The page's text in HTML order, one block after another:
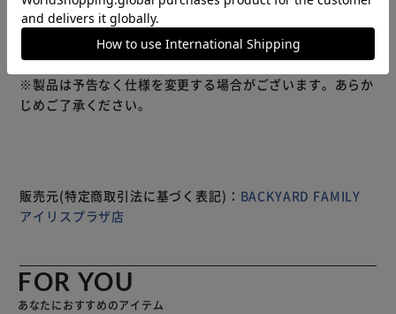
ら縦に二つ折りにして掛けるとピッタリサイズ。 お手持ち
のS字フックと組み合わせて観葉植物やお気に入りの雑貨を
吊るせば、魅せるハンギングディスプレイに早変わり。 玄
関スペースではアンブレラハンガーやキーフックなど、アイ
ディア次第でアレンジ自在。 壁面や建具にビスで4ヵ所固定
するだけで、取り付けも簡単。（※ビス穴直径約4mm。取
もっと見る
※製品は予告なく仕様を変更する場合がございます。あらか
じめご了承ください。
販売元(特定商取引法に基づく表記)： BACKYARD FAMILY
アイリスプラザ店
FOR YOU
あなたにおすすめのアイテム